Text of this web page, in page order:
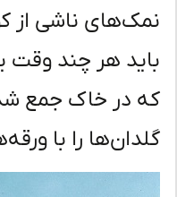
نمک‌های ناشی از
باید هر چند وقت
که در خاک جمع
گلدان‌ها را با